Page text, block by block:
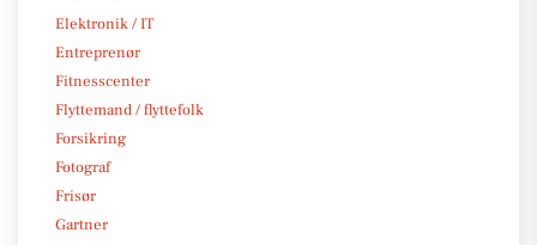
Elektronik / IT
Entreprenør
Fitnesscenter
Flyttemand / flyttefolk
Forsikring
Fotograf
Frisør
Gartner